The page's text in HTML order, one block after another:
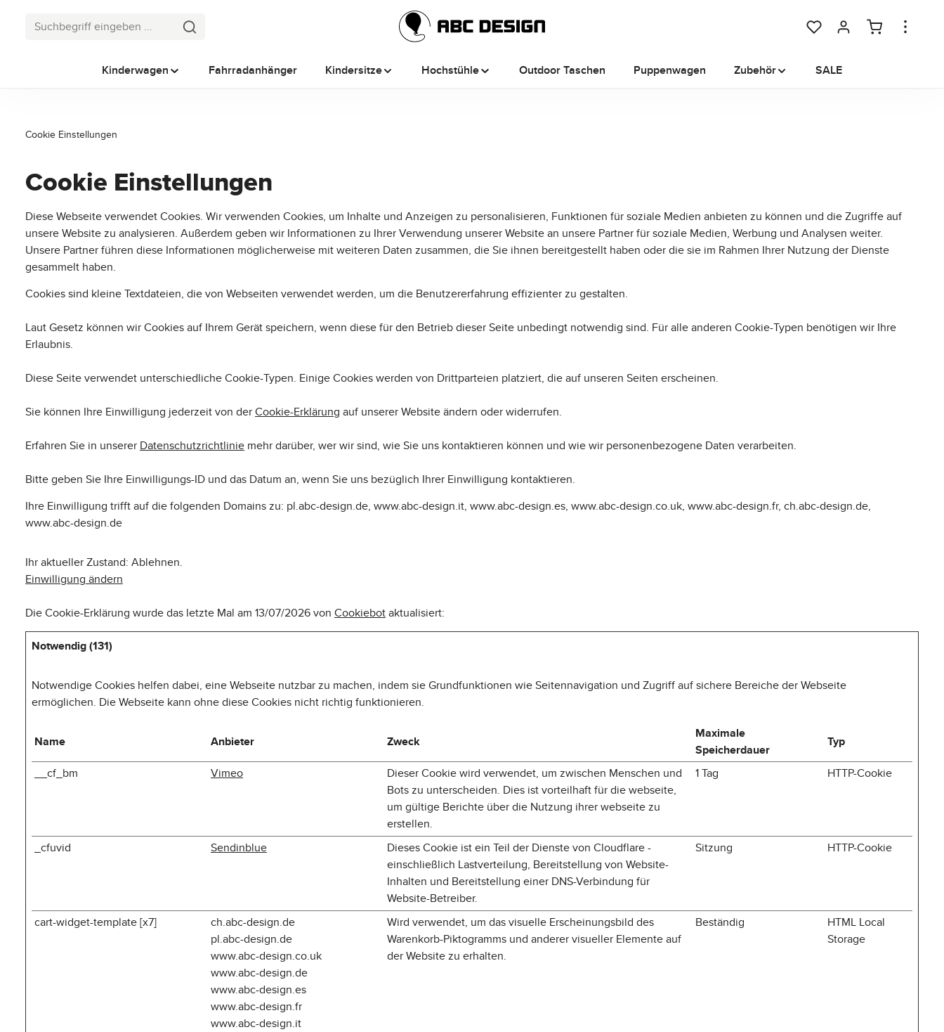
Du hast 0 Produkte auf dem
Kinderwagen Fahrradanhänger Kindersitze Hochstühle Outdoor Taschen Puppenwagen Zubehör SALE
Cookie Einstellungen
Cookie Einstellungen
Diese Webseite verwendet Cookies. Wir verwenden Cookies, um Inhalte und Anzeigen zu personalisieren, Funktionen für soziale Medien anbieten zu können und die Zugriffe auf
unsere Website zu analysieren. Außerdem geben wir Informationen zu Ihrer Verwendung unserer Website an unsere Partner für soziale Medien, Werbung und Analysen weiter.
Unsere Partner führen diese Informationen möglicherweise mit weiteren Daten zusammen, die Sie ihnen bereitgestellt haben oder die sie im Rahmen Ihrer Nutzung der Dienste
gesammelt haben.
Cookies sind kleine Textdateien, die von Webseiten verwendet werden, um die Benutzererfahrung effizienter zu gestalten.
Laut Gesetz können wir Cookies auf Ihrem Gerät speichern, wenn diese für den Betrieb dieser Seite unbedingt notwendig sind. Für alle anderen Cookie-Typen benötigen wir Ihre
Erlaubnis.
Diese Seite verwendet unterschiedliche Cookie-Typen. Einige Cookies werden von Drittparteien platziert, die auf unseren Seiten erscheinen.
Sie können Ihre Einwilligung jederzeit von derCookie-Erklärung auf unserer Website ändern oder widerrufen.
Erfahren Sie in unserer Datenschutzrichtlinie mehr darüber, wer wir sind, wie Sie uns kontaktieren können und wie wir personenbezogene Daten verarbeiten.
Bitte geben Sie Ihre Einwilligungs-ID und das Datum an, wenn Sie uns bezüglich Ihrer Einwilligung kontaktieren.
Ihre Einwilligung trifft auf die folgenden Domains zu: pl.abc-design.de, www.abc-design.it, www.abc-design.es, www.abc-design.co.uk, www.abc-design.fr, ch.abc-design.de,
www.abc-design.de
Ihr aktueller Zustand: Ablehnen.
Einwilligung ändern
Die Cookie-Erklärung wurde das letzte Mal am 13/07/2026 von Cookiebotaktualisiert:
Notwendig (131)
Notwendige Cookies helfen dabei, eine Webseite nutzbar zu machen, indem sie Grundfunktionen wie Seitennavigation und Zugriff auf sichere Bereiche der Webseite
ermöglichen. Die Webseite kann ohne diese Cookies nicht richtig funktionieren.
Name Anbieter Zweck
Maximale
Speicherdauer
Typ
__cf_bm
Vimeo
Dieser Cookie wird verwendet, um zwischen Menschen und
Bots zu unterscheiden. Dies ist vorteilhaft für die webseite,
um gültige Berichte über die Nutzung ihrer webseite zu
erstellen.
1 Tag HTTP-Cookie
_cfuvid Sendinblue
Dieses Cookie ist ein Teil der Dienste von Cloudflare -
einschließlich Lastverteilung, Bereitstellung von Website-
Inhalten und Bereitstellung einer DNS-Verbindung für
Website-Betreiber.
Sitzung HTTP-Cookie
cart-widget-template [x7]
ch.abc-design.de
pl.abc-design.de
www.abc-design.co.uk
www.abc-design.de
www.abc-design.es
www.abc-design.fr
www.abc-design.it
Wird verwendet, um das visuelle Erscheinungsbild des
Warenkorb-Piktogramms und anderer visueller Elemente auf
der Website zu erhalten.
Beständig
HTML Local
Storage